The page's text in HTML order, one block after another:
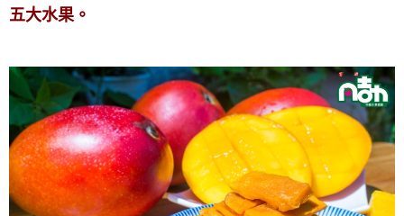
五大水果。